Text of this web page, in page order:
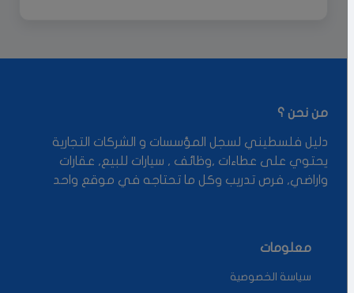
من نحن ؟
دليل فلسطيني لسجل المؤسسات و الشركات التجارية
يحتوي على عطاءات ,وظائف , سيارات للبيع, عقارات
واراضي, فرص تدريب وكل ما تحتاجه في موقع واحد
معلومات
سياسة الخصوصية